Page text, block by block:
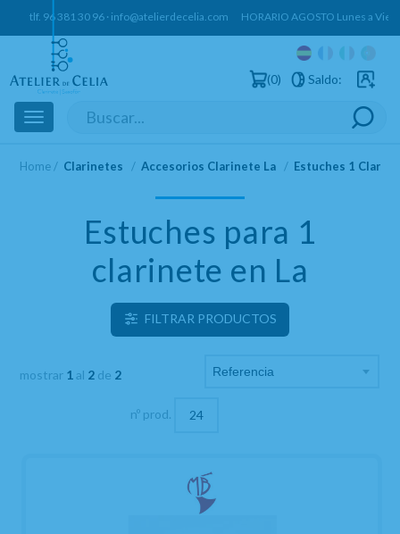
tlf. 96 381 30 96 · info@atelierdecelia.com HORARIO AGOSTO Lunes a
0 Saldo:
Toggle
navigation
Home Clarinetes Accesorios Clarinete La Estuches 1
Estuches para 1
clarinete en La
FILTRAR PRODUCTOS
mostrar 1al 2 de 2
nº prod.